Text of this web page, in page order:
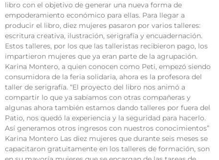
libro con el objetivo de generar una nueva forma de
empoderamiento económico para ellas. Para llegar a
producir el libro, diez mujeres pasaron por varios talleres:
escritura creativa, ilustración, serigrafía y encuadernación.
Estos talleres, por los que las talleristas recibieron pago, los
impartieron mujeres que ya eran parte de la agrupación.
Karina Montero, a quien conocen como Peti, empezó siendo
consumidora de la feria solidaria, ahora es la profesora del
taller de serigrafía. “El proyecto del libro nos animó a
compartir lo que ya sabíamos con otras compañeras y
algunas ahora también estamos dando talleres por fuera del
Patio, nos quedó la experiencia y la seguridad para hacerlo.
Así generamos otros ingresos con nuestros conocimientos”
Karina Montero Las diez mujeres que durante seis meses se
capacitaron gratuitamente en los talleres de formación, son